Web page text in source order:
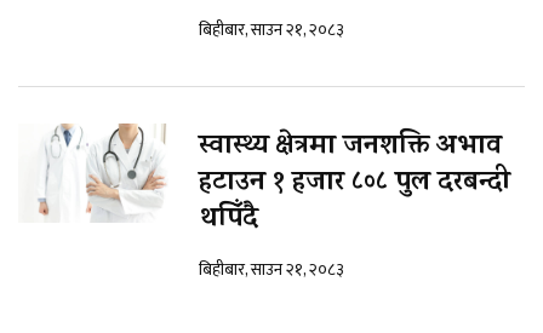
बिहीबार, साउन २१, २०८३
स्वास्थ्य क्षेत्रमा जनशक्ति अभाव
हटाउन १ हजार ८०८ पुल दरबन्दी
थपिँदै
बिहीबार, साउन २१, २०८३